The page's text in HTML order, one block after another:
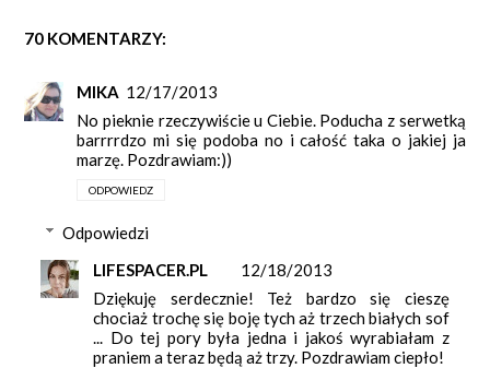
70 KOMENTARZY:
MIKA 12/17/2013
No pieknie rzeczywiście u Ciebie. Poducha z serwetką
barrrrdzo mi się podoba no i całość taka o jakiej ja
marzę. Pozdrawiam:))
ODPOWIEDZ
Odpowiedzi
LIFESPACER.PL
12/18/2013
Dziękuję serdecznie! Też bardzo się cieszę
chociaż trochę się boję tych aż trzech białych sof
... Do tej pory była jedna i jakoś wyrabiałam z
praniem a teraz będą aż trzy. Pozdrawiam ciepło!